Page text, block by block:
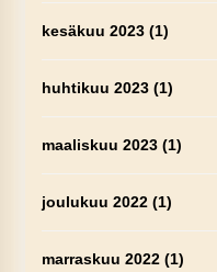
kesäkuu 2023(1)
huhtikuu 2023(1)
maaliskuu 2023(1)
joulukuu 2022(1)
marraskuu 2022(1)